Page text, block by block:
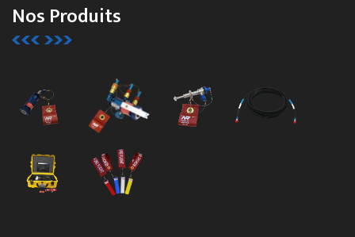
Nos Produits